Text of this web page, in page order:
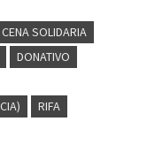
CENA SOLIDARIA
DONATIVO
RIFA